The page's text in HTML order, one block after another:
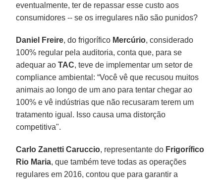
eventualmente, ter de repassar esse custo aos
consumidores -- se os irregulares não são punidos?
Daniel Freire, do frigorífico Mercúrio, considerado
100% regular pela auditoria, conta que, para se
adequar aoTAC, teve de implementar um setor de
compliance ambiental: “Você vê que recusou muitos
animais ao longo de um ano para tentar chegar ao
100% e vê indústrias que não recusaram terem um
tratamento igual. Isso causa uma distorção
competitiva".
Carlo Zanetti Caruccio, representante do Frigorífico
Rio Maria, que também teve todas as operações
regulares em 2016, contou que para garantir a